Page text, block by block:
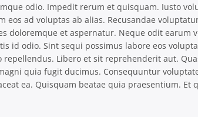
odio. Impedit rerum et quisquam. Iusto
eos ad voluptas ab alias. Recusandae
doloremque et aspernatur. Neque odit earum
id odio. Sint sequi possimus labore eos
Libero et sit reprehenderit aut.
quia fugit ducimus. Consequuntur
ea. Quisquam beatae quia praesentium. Et